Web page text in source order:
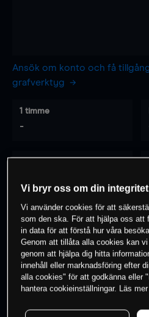
Ansök om konto och få
grafverktyg
1 timme
-
0% av kunderna har
instrument
Börja
Vi bryr oss om din integritet
Vi använder cookies för att
som den ska. För att hjälpa oss att
in data för att förstå hur våra
Genom att tillåta alla cookies kan
genom att hjälpa dig hitta
innehåll eller marknadsföring efter
alla cookies" för att godkänna eller
hantera cookieinställningar. Läs